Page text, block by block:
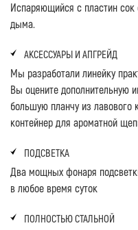
Испаряющийся с пластин
дыма.
АКСЕССУАРЫ И АПГРЕЙД
Мы разработали линейку
Вы оцените дополнительную
большую планчу из лавового
контейнер для ароматной
ПОДСВЕТКА
Два мощных фонаря
в любое время суток
ПОЛНОСТЬЮ СТАЛЬНОЙ